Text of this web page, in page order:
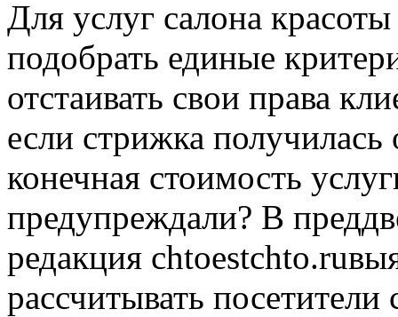
Для услуг салона
подобрать единые
отстаивать свои права
если стрижка
конечная стоимость
предупреждали? В
редакция
рассчитывать посетители